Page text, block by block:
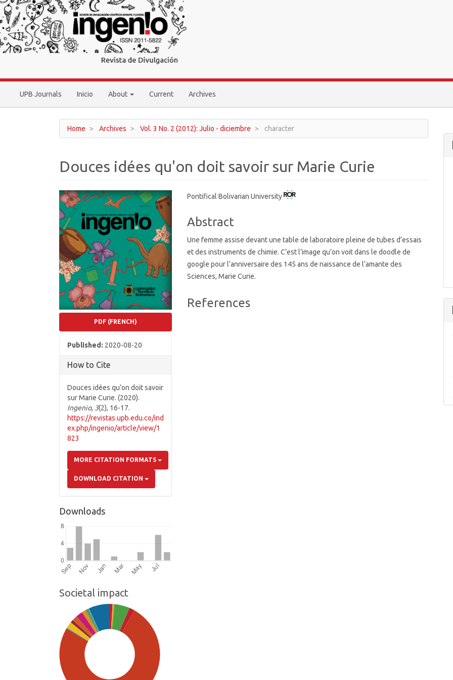
Main
Navigation
Main
Content
Sidebar
UPB Journals Inicio About Current Archives
Home Archives Vol. 3 No. 2 (2012): Julio - diciembre character
Douces idées qu'on doit savoir sur Marie Curie
Article
Sidebar
PDF (FRENCH)
Published: 2020-08-20
How to Cite
Douces idées qu’on doit savoir
sur Marie Curie. (2020).
Ingenio, 3(2), 16-17.
https://revistas.upb.edu.co/ind
ex.php/ingenio/article/view/1
823
MORE CITATION FORMATS
DOWNLOAD CITATION
Downloads
Societal impact
Main
Content
Pontifical Bolivarian University
Abstract
Une femme assise devant une table de laboratoire pleine de tubes d’essais
et des instruments de chimie. C’est l’image qu’on voit dans le doodle de
google pour l’anniversaire des 145 ans de naissance de l’amante des
Sciences, Marie Curie.
Article
References